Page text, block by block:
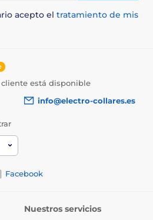
acepto el tratamiento de mis
está disponible
info@electro-collares.es
Facebook
Nuestros servicios